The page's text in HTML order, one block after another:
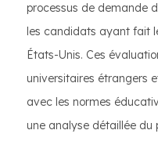
processus de demande
les candidats ayant fait
États-Unis. Ces
universitaires étrangers
avec les normes
une analyse détaillée